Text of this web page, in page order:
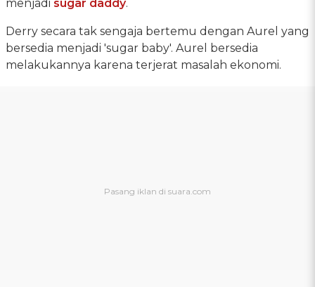
menjadi sugar daddy.
Derry secara tak sengaja bertemu dengan Aurel yang
bersedia menjadi 'sugar baby'. Aurel bersedia
melakukannya karena terjerat masalah ekonomi.